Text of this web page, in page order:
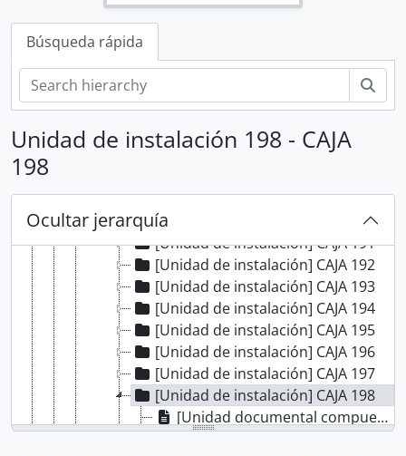
Búsqueda rápida
Unidad de instalación 198 - CAJA
198
Ocultar jerarquía
[Record group] ARCHIVO HISTÓRICO
[Agrupación documental] FONDOS INSTITUCIONALES
[Fondo] CABILDO DE LIMA
[Sección] ADMINISTRATIVO
[Sección] GOBIERNO DE LA CIUDAD
[Sección] JUSTICIA ORDINARIA
[Unidad de instalación] CAJA 189
[Unidad de instalación] CAJA 190
[Unidad de instalación] CAJA 191
[Unidad de instalación] CAJA 192
[Unidad de instalación] CAJA 193
[Unidad de instalación] CAJA 194
[Unidad de instalación] CAJA 195
[Unidad de instalación] CAJA 196
[Unidad de instalación] CAJA 197
[Unidad de instalación] CAJA 198
[Unidad documental compuesta] Robo
[Unidad documental compuesta] Lesiones